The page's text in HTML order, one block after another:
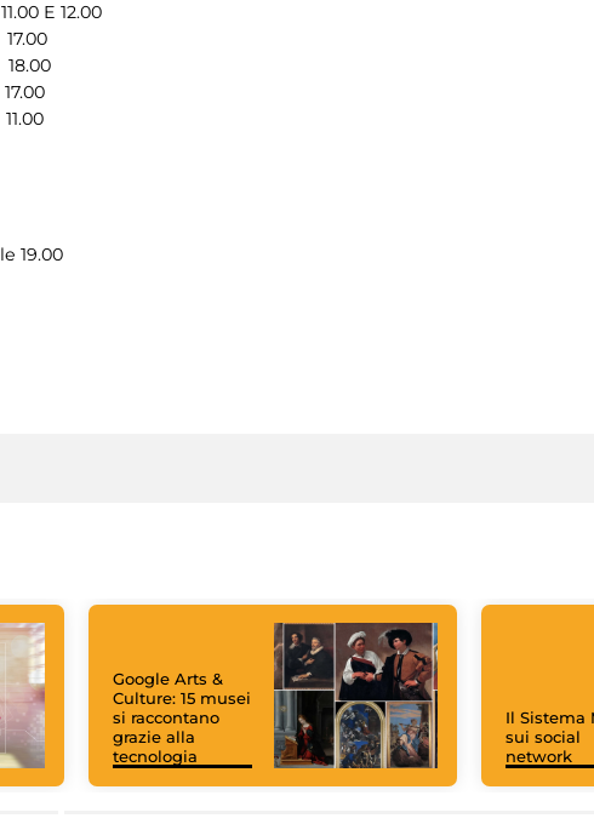
E 12.00
19.00
Google Arts &
Culture: 15 musei
si raccontano
grazie alla
tecnologia
Il Sistema
sui social
network